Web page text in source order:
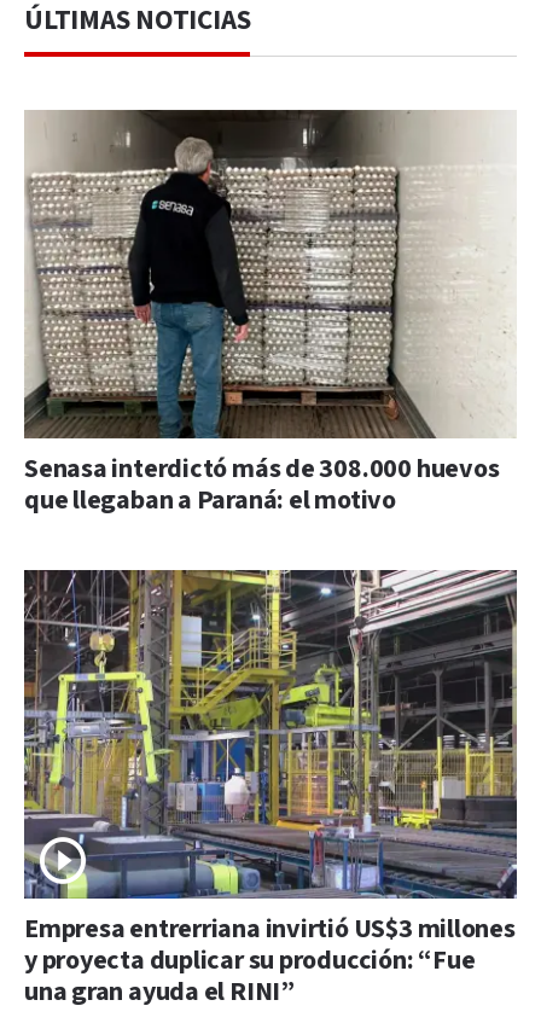
ÚLTIMAS NOTICIAS
Senasa interdictó más de 308.000 huevos
que llegaban a Paraná: el motivo
Empresa entrerriana invirtió US$3 millones
y proyecta duplicar su producción: “Fue
una gran ayuda el RINI”